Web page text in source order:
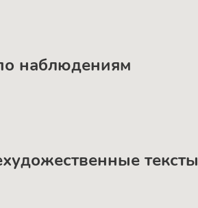
наблюдениям
тексты